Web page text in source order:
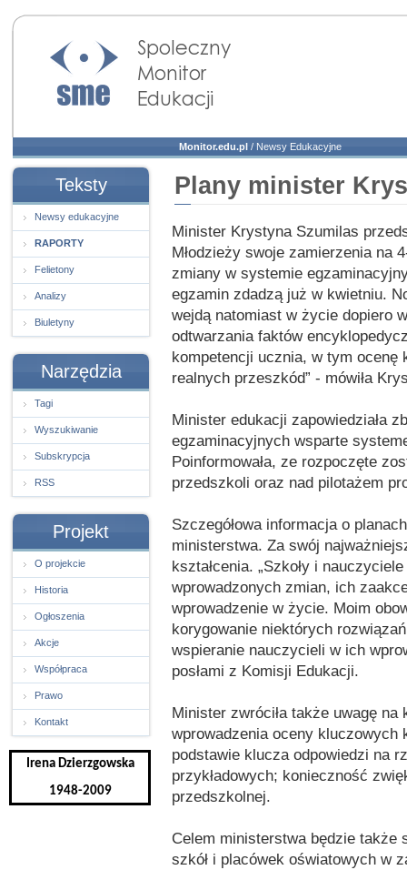
Społeczny Monitor
Edukacji
Monitor.edu.pl / Newsy Edukacyjne
Teksty
Newsy edukacyjne
RAPORTY
Felietony
Analizy
Biuletyny
Narzędzia
Tagi
Wyszukiwanie
Subskrypcja
RSS
Projekt
O projekcie
Historia
Ogłoszenia
Akcje
Współpraca
Prawo
Kontakt
Irena Dzierzgowska
1948-2009
Plany minister
Minister Krystyna Szumilas
Młodzieży swoje zamierzenia na
zmiany w systemie
egzamin zdadzą już w kwietniu.
wejdą natomiast w życie dopiero
odtwarzania faktów
kompetencji ucznia, w tym
realnych przeszkód” - mówiła
Minister edukacji zapowiedziała
egzaminacyjnych wsparte
Poinformowała, ze rozpoczęte
przedszkoli oraz nad pilotażem
Szczegółowa informacja o
ministerstwa. Za swój
kształcenia. „Szkoły i
wprowadzonych zmian, ich
wprowadzenie w życie. Moim
korygowanie niektórych
wspieranie nauczycieli w ich
posłami z Komisji Edukacji.
Minister zwróciła także uwagę
wprowadzenia oceny kluczowych
podstawie klucza odpowiedzi na
przykładowych; konieczność
przedszkolnej.
Celem ministerstwa będzie także
szkół i placówek oświatowych w